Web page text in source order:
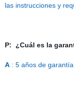
las instrucciones y
P: ¿Cuál es la
A: 5 años de